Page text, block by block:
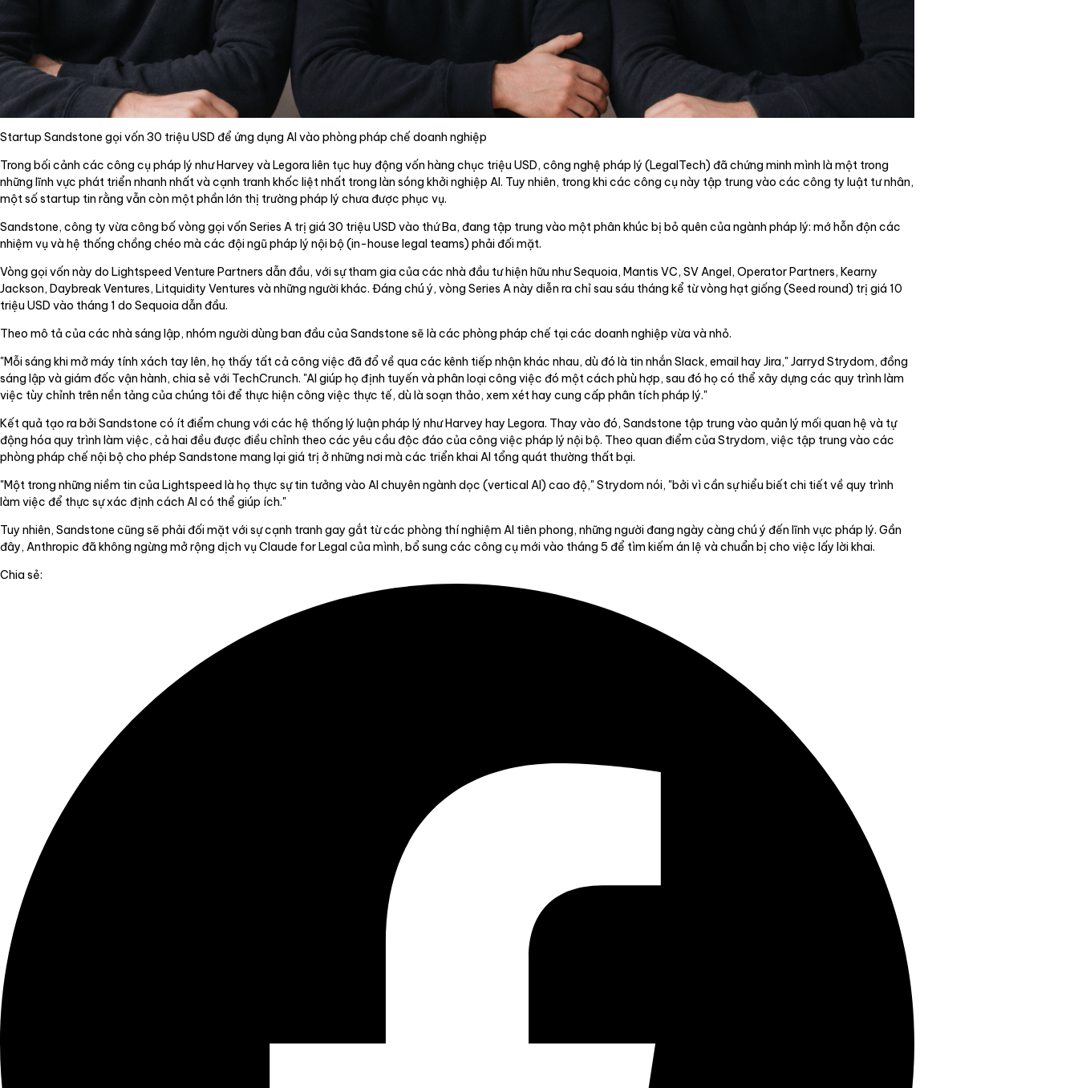
Startup Sandstone gọi vốn 30 triệu USD để ứng dụng AI vào phòng pháp chế doanh nghiệp
Trong bối cảnh các công cụ pháp lý như Harvey và Legora liên tục huy động vốn hàng chục triệu USD, công nghệ pháp lý (LegalTech) đã chứng minh mình là một trong
những lĩnh vực phát triển nhanh nhất và cạnh tranh khốc liệt nhất trong làn sóng khởi nghiệp AI. Tuy nhiên, trong khi các công cụ này tập trung vào các công ty luật tư nhân,
một số startup tin rằng vẫn còn một phần lớn thị trường pháp lý chưa được phục vụ.
Sandstone, công ty vừa công bố vòng gọi vốn Series A trị giá 30 triệu USD vào thứ Ba, đang tập trung vào một phân khúc bị bỏ quên của ngành pháp lý: mớ hỗn độn các
nhiệm vụ và hệ thống chồng chéo mà các đội ngũ pháp lý nội bộ (in-house legal teams) phải đối mặt.
Vòng gọi vốn này do Lightspeed Venture Partners dẫn đầu, với sự tham gia của các nhà đầu tư hiện hữu như Sequoia, Mantis VC, SV Angel, Operator Partners, Kearny
Jackson, Daybreak Ventures, Litquidity Ventures và những người khác. Đáng chú ý, vòng Series A này diễn ra chỉ sau sáu tháng kể từ vòng hạt giống (Seed round) trị giá 10
triệu USD vào tháng 1 do Sequoia dẫn đầu.
Theo mô tả của các nhà sáng lập, nhóm người dùng ban đầu của Sandstone sẽ là các phòng pháp chế tại các doanh nghiệp vừa và nhỏ.
"Mỗi sáng khi mở máy tính xách tay lên, họ thấy tất cả công việc đã đổ về qua các kênh tiếp nhận khác nhau, dù đó là tin nhắn Slack, email hay Jira," Jarryd Strydom, đồng
sáng lập và giám đốc vận hành, chia sẻ với TechCrunch. "AI giúp họ định tuyến và phân loại công việc đó một cách phù hợp, sau đó họ có thể xây dựng các quy trình làm
việc tùy chỉnh trên nền tảng của chúng tôi để thực hiện công việc thực tế, dù là soạn thảo, xem xét hay cung cấp phân tích pháp lý."
Kết quả tạo ra bởi Sandstone có ít điểm chung với các hệ thống lý luận pháp lý như Harvey hay Legora. Thay vào đó, Sandstone tập trung vào quản lý mối quan hệ và tự
động hóa quy trình làm việc, cả hai đều được điều chỉnh theo các yêu cầu độc đáo của công việc pháp lý nội bộ. Theo quan điểm của Strydom, việc tập trung vào các
phòng pháp chế nội bộ cho phép Sandstone mang lại giá trị ở những nơi mà các triển khai AI tổng quát thường thất bại.
"Một trong những niềm tin của Lightspeed là họ thực sự tin tưởng vào AI chuyên ngành dọc (vertical AI) cao độ," Strydom nói, "bởi vì cần sự hiểu biết chi tiết về quy trình
làm việc để thực sự xác định cách AI có thể giúp ích."
Tuy nhiên, Sandstone cũng sẽ phải đối mặt với sự cạnh tranh gay gắt từ các phòng thí nghiệm AI tiên phong, những người đang ngày càng chú ý đến lĩnh vực pháp lý. Gần
đây, Anthropic đã không ngừng mở rộng dịch vụ Claude for Legal của mình, bổ sung các công cụ mới vào tháng 5 để tìm kiếm án lệ và chuẩn bị cho việc lấy lời khai.
Chia sẻ: